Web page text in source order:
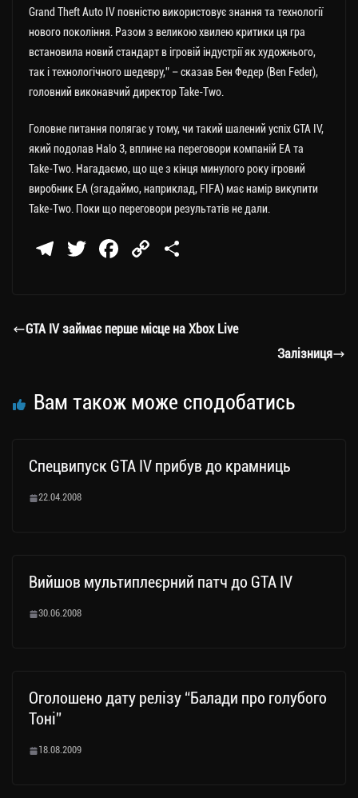
Grand Theft Auto IV повністю використовує знання та технології
нового покоління. Разом з великою хвилею критики ця гра
встановила новий стандарт в ігровій індустрії як художнього,
так і технологічного шедевру,” – сказав Бен Федер (Ben Feder),
головний виконавчий директор Take-Two.
Головне питання полягає у тому, чи такий шалений успіх GTA IV,
який подолав Halo 3, вплине на переговори компаній ЕА та
Take-Two. Нагадаємо, що ще з кінця минулого року ігровий
виробник ЕА (згадаймо, наприклад, FIFA) має намір викупити
Take-Two. Поки що переговори результатів не дали.
Te
a
T
er
Fa
ok
C
Li
ли
GTA IV займає перше місце на Xbox Live
Залізниця
Вам також може сподобатись
Спецвипуск GTA IV прибув до крамниць
22.04.2008
Вийшов мультиплеєрний патч до GTA IV
30.06.2008
Оголошено дату релізу “Балади про голубого
Тоні”
18.08.2009